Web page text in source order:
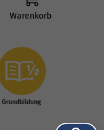
Warenkorb
Grundbildung